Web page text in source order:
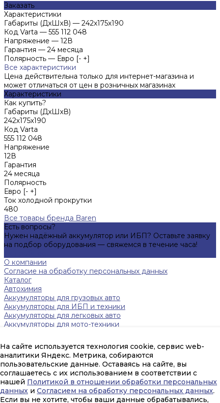
На сайте используется технология cookie, сервис web-
аналитики Яндекс. Метрика, собираются
пользовательские данные. Оставаясь на сайте, вы
соглашаетесь с их использованием в соответствии с
нашей Политикой в отношении обработки персональных
данных и Согласием на обработку персональных данных.
Если вы не хотите, чтобы ваши данные обрабатывались,
Заказать
Характеристики
Габариты (ДхШхВ) — 242x175x190
Код Varta — 555 112 048
Напряжение — 12В
Гарантия — 24 месяца
Полярность — Евро [- +]
Все характеристики
Цена действительна только для интернет-магазина и
может отличаться от цен в розничных магазинах
Характеристики
Как купить?
Габариты (ДхШхВ)
242x175x190
Код Varta
555 112 048
Напряжение
12В
Гарантия
24 месяца
Полярность
Евро [- +]
Ток холодной прокрутки
480
Все товары бренда Baren
Есть вопросы?
Нужен надёжный аккумулятор или ИБП? Оставьте заявку
на подбор оборудования — свяжемся в течение часа!
О компании
Согласие на обработку персональных данных
Каталог
Автохимия
Аккумуляторы для грузовых авто
Аккумуляторы для ИБП и техники
Аккумуляторы для легковых авто
Аккумуляторы для мото-техники
Инверторы
Источники бесперебойного питания
Тяговые аккумуляторы FAAM
Помощь
Оплата и гарантия
Доставка
mail@amperpeterburg.ru